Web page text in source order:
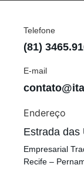
Telefone
(81)
E-mail
Endereço
Estrada das
Empresarial
Recife –